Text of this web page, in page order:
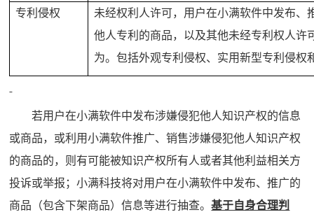
专利侵权
未经权利人许可，用户在小满软件中发布、
他人专利的商品，以及其他未经专利权人许
为。包括外观专利侵权、实用新型专利侵权
若用户在小满软件中发布涉嫌侵犯他人知识产权的信息
或商品，或利用小满软件推广、销售涉嫌侵犯他人知识产权
的商品的，则有可能被知识产权所有人或者其他利益相关方
投诉或举报；小满科技将对用户在小满软件中发布、推广的
商品（包含下架商品）信息等进行抽查。基于自身合理判